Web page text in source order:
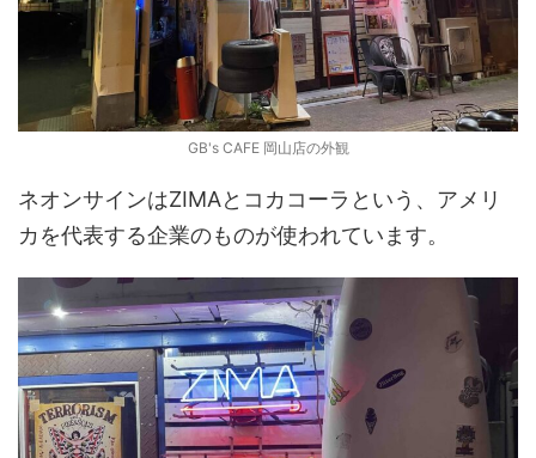
GB's CAFE 岡山店の外観
ネオンサインはZIMAとコカコーラという、アメリ
カを代表する企業のものが使われています。